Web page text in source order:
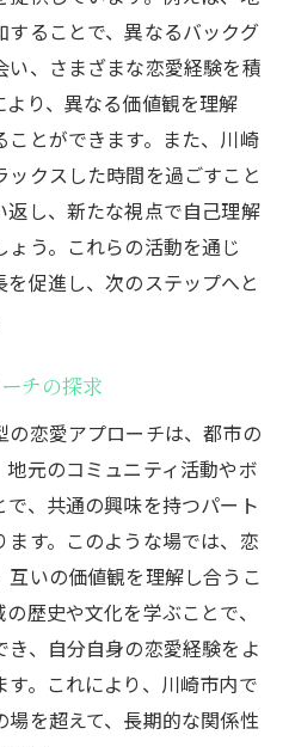
ることで、異なるバックグ
い、さまざまな恋愛経験を積
り、異なる価値観を理解
ことができます。また、川崎
クスした時間を過ごすこと
し、新たな視点で自己理解
う。これらの活動を通じ
促進し、次のステップへと
チの探求
恋愛アプローチは、都市の
元のコミュニティ活動やボ
、共通の興味を持つパート
す。このような場では、恋
いの価値観を理解し合うこ
歴史や文化を学ぶことで、
、自分自身の恋愛経験をよ
。これにより、川崎市内で
を超えて、長期的な関係性